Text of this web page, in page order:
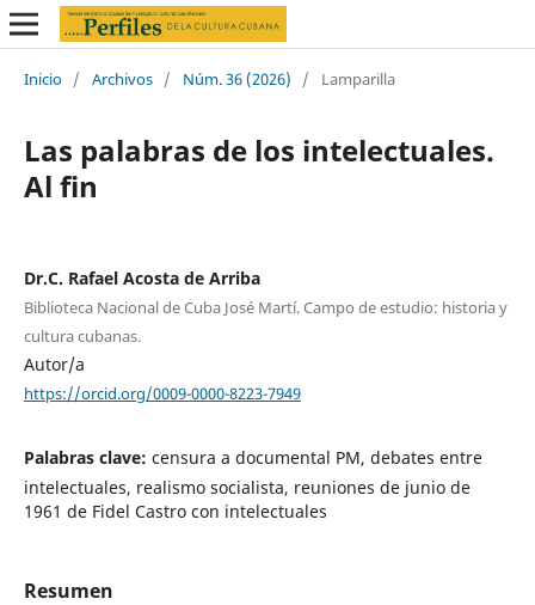
Inicio / Archivos / Núm. 36 (2026) / Lamparilla
Las palabras de los intelectuales.
Al fin
Dr.C. Rafael Acosta de Arriba
Biblioteca Nacional de Cuba José Martí. Campo de estudio: historia y
cultura cubanas.
Autor/a
https://orcid.org/0009-0000-8223-7949
Palabras clave: censura a documental PM, debates entre
intelectuales, realismo socialista, reuniones de junio de
1961 de Fidel Castro con intelectuales
Resumen